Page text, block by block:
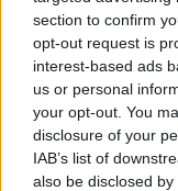
section to confirm
opt-out request is
interest-based ads
us or personal
your opt-out. You
disclosure of your
IAB’s list of
also be disclosed
ideali e di valori anche
da insegnare. Ci
gli offriamo momenti
coinvolgenti… il resto
essere umano, basta
Di seguito la lista dei
CRISTIANI ANDREA